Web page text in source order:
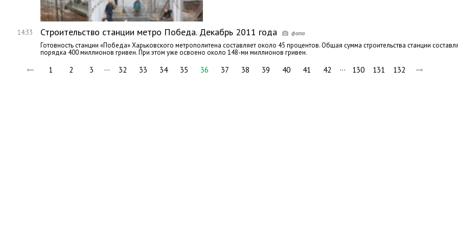
14:33 Строительство станции метро Победа. Декабрь 2011 года
Готовность станции «Победа» Харьковского метрополитена составляет около 45 процентов. Общая сумма строительства станции
порядка 400 миллионов гривен. При этом уже освоено около 148-ми миллионов гривен.
1 2 3 … 32 33 34 35 36 37 38 39 40 41 42 … 130 131 132